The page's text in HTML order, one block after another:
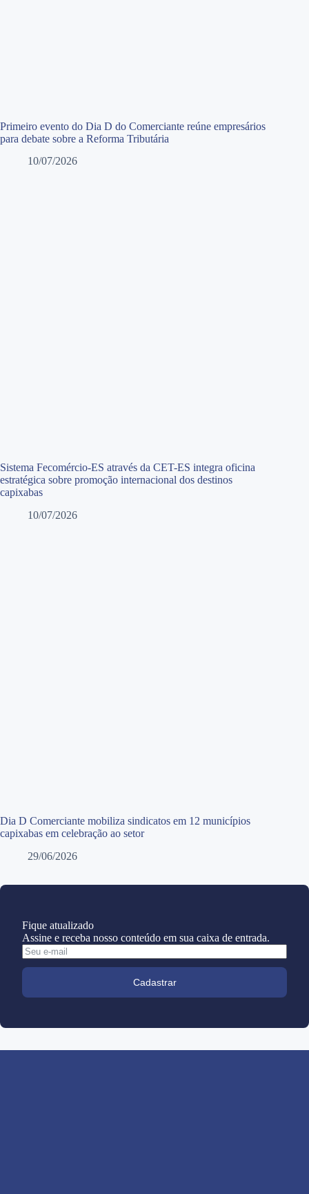
Primeiro evento do Dia D do Comerciante reúne empresários
para debate sobre a Reforma Tributária
10/07/2026
Sistema Fecomércio-ES através da CET-ES integra oficina
estratégica sobre promoção internacional dos destinos
capixabas
10/07/2026
Dia D Comerciante mobiliza sindicatos em 12 municípios
capixabas em celebração ao setor
29/06/2026
Fique atualizado
Assine e receba nosso conteúdo em sua caixa de entrada.
Cadastrar